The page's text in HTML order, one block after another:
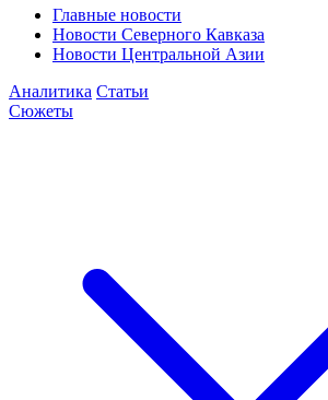
Главные новости
Новости Северного Кавказа
Новости Центральной Азии
Аналитика Статьи
Сюжеты